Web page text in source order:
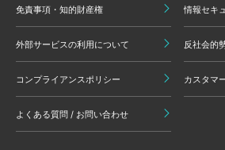
免責事項・知的財産権 情報セキ
外部サービスの利用について 反社会的
コンプライアンスポリシー カスタマ
よくある質問 / お問い合わせ